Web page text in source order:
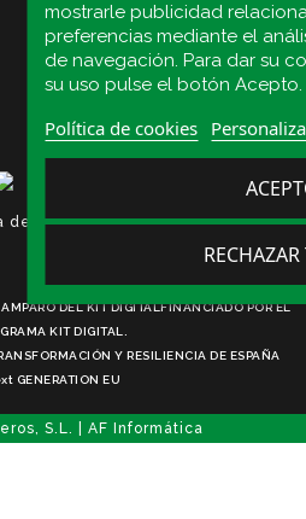
mostrarle publicidad
preferencias mediante el
de navegación. Para dar su
su uso pulse el botón Acepto.
Política de cookies
Tornillería
Puertas
Productos
de Privacidad Política de Cookies
DEL KIT DIGITALFINANCIADO POR EL
KIT DIGITAL.
Y RESILIENCIA DE ESPAÑA
GENERATION EU
S.L. | AF Informática